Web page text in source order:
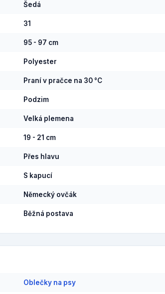
Šedá
31
95 - 97 cm
Polyester
Praní v pračce na 30 °C
Podzim
Velká plemena
19 - 21 cm
Přes hlavu
S kapucí
Německý ovčák
Běžná postava
Oblečky na psy